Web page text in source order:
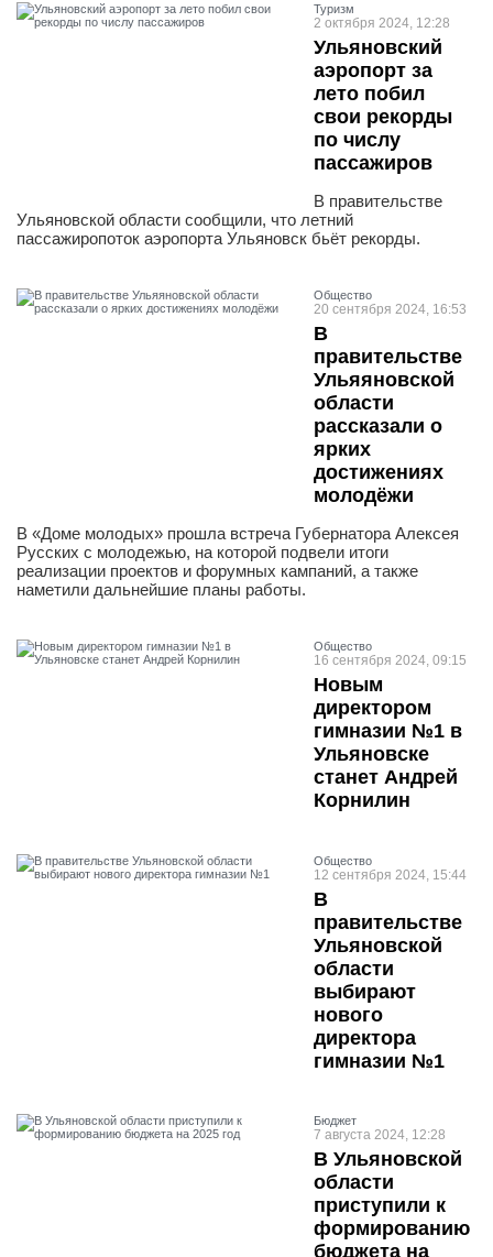
Туризм
2 октября 2024, 12:28
Ульяновский
аэропорт за
лето побил
свои рекорды
по числу
пассажиров
В правительстве
Ульяновской области сообщили, что летний
пассажиропоток аэропорта Ульяновск бьёт рекорды.
Общество
20 сентября 2024, 16:53
В
правительстве
Ульяяновской
области
рассказали о
ярких
достижениях
молодёжи
В «Доме молодых» прошла встреча Губернатора Алексея
Русских с молодежью, на которой подвели итоги
реализации проектов и форумных кампаний, а также
наметили дальнейшие планы работы.
Общество
16 сентября 2024, 09:15
Новым
директором
гимназии №1 в
Ульяновске
станет Андрей
Корнилин
Общество
12 сентября 2024, 15:44
В
правительстве
Ульяновской
области
выбирают
нового
директора
гимназии №1
Бюджет
7 августа 2024, 12:28
В Ульяновской
области
приступили к
формированию
бюджета на